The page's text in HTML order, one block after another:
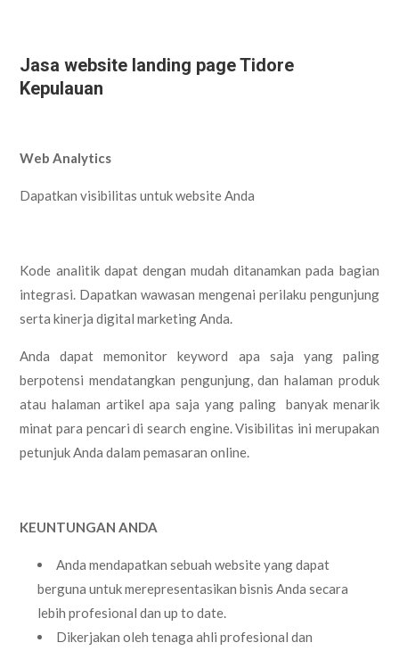
Jasa website landing page Tidore
Kepulauan
Web Analytics
Dapatkan visibilitas untuk website Anda
Kode analitik dapat dengan mudah ditanamkan pada bagian
integrasi. Dapatkan wawasan mengenai perilaku pengunjung
serta kinerja digital marketing Anda.
Anda dapat memonitor keyword apa saja yang paling
berpotensi mendatangkan pengunjung, dan halaman produk
atau halaman artikel apa saja yang paling banyak menarik
minat para pencari di search engine. Visibilitas ini merupakan
petunjuk Anda dalam pemasaran online.
KEUNTUNGAN ANDA
Anda mendapatkan sebuah website yang dapat
berguna untuk merepresentasikan bisnis Anda secara
lebih profesional dan up to date.
Dikerjakan oleh tenaga ahli profesional dan